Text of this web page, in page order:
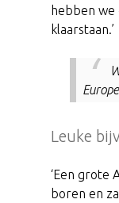
hebben
klaarstaan.’
Leuke
‘Een grote
boren en